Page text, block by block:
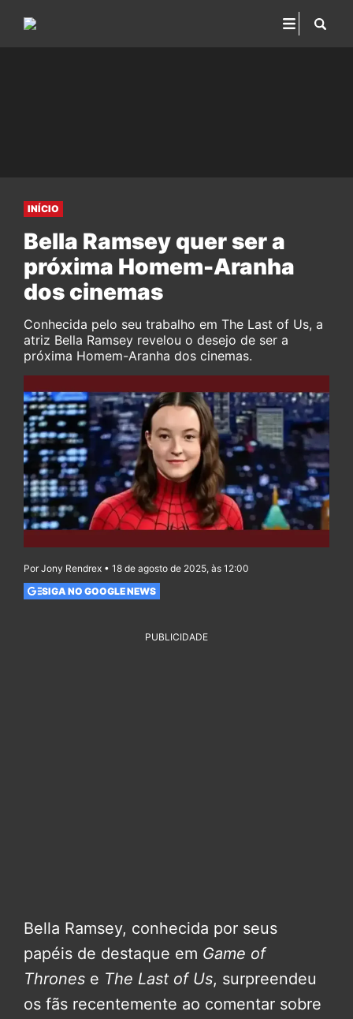
INÍCIO
Bella Ramsey quer ser a
próxima Homem-Aranha
dos cinemas
Conhecida pelo seu trabalho em The Last of Us, a
atriz Bella Ramsey revelou o desejo de ser a
próxima Homem-Aranha dos cinemas.
Por Jony Rendrex • 18 de agosto de 2025, às 12:00
SIGA NO GOOGLE NEWS
PUBLICIDADE
Bella Ramsey, conhecida por seus
papéis de destaque em Game of
Thrones e The Last of Us, surpreendeu
os fãs recentemente ao comentar sobre